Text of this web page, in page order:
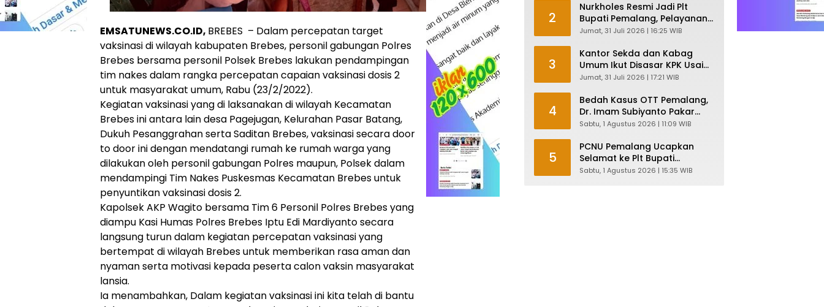
EMSATUNEWS.CO.ID, BREBES – Dalam percepatan target
vaksinasi di wilayah kabupaten Brebes, personil gabungan Polres
Brebes bersama personil Polsek Brebes lakukan pendampingan
tim nakes dalam rangka percepatan capaian vaksinasi dosis 2
untuk masyarakat umum, Rabu (23/2/2022).
Kegiatan vaksinasi yang di laksanakan di wilayah Kecamatan
Brebes ini antara lain desa Pagejugan, Kelurahan Pasar Batang,
Dukuh Pesanggrahan serta Saditan Brebes, vaksinasi secara door
to door ini dengan mendatangi rumah ke rumah warga yang
dilakukan oleh personil gabungan Polres maupun, Polsek dalam
mendampingi Tim Nakes Puskesmas Kecamatan Brebes untuk
penyuntikan vaksinasi dosis 2.
Kapolsek AKP Wagito bersama Tim 6 Personil Polres Brebes yang
diampu Kasi Humas Polres Brebes Iptu Edi Mardiyanto secara
langsung turun dalam kegiatan percepatan vaksinasi yang
bertempat di wilayah Brebes untuk memberikan rasa aman dan
nyaman serta motivasi kepada peserta calon vaksin masyarakat
lansia.
Ia menambahkan, Dalam kegiatan vaksinasi ini kita telah di bantu
2
Nurkholes Resmi Jadi Plt
Bupati Pemalang, Pelayanan
Publik Dijamin Tetap Lancar
Jumat, 31 Juli 2026 | 16:25 WIB
3
Kantor Sekda dan Kabag
Umum Ikut Disasar KPK Usai
Geledah Kantor Bupati
Jumat, 31 Juli 2026 | 17:21 WIB
4
Bedah Kasus OTT Pemalang,
Dr. Imam Subiyanto Pakar
Hukum Ungkap Teori
Sabtu, 1 Agustus 2026 | 11:09 WIB
5
PCNU Pemalang Ucapkan
Selamat ke Plt Bupati
Nurkholes: Pemimpin Adalah
Sabtu, 1 Agustus 2026 | 15:35 WIB